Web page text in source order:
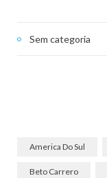
Sem categoria
America Do Sul
Beto Carrero